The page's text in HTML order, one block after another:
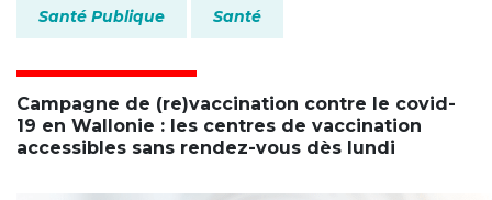
Santé Publique Santé
Campagne de (re)vaccination contre le covid-
19 en Wallonie : les centres de vaccination
accessibles sans rendez-vous dès lundi